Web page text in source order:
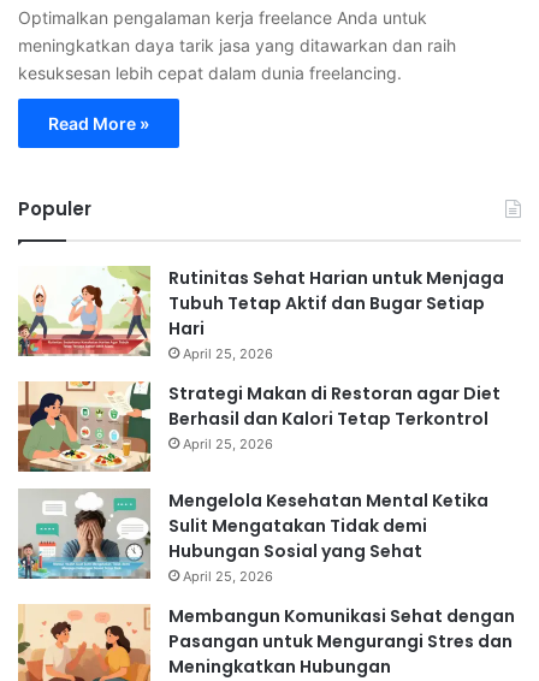
Optimalkan pengalaman kerja freelance Anda untuk
meningkatkan daya tarik jasa yang ditawarkan dan raih
kesuksesan lebih cepat dalam dunia freelancing.
Read More »
Populer
Rutinitas Sehat Harian untuk Menjaga
Tubuh Tetap Aktif dan Bugar Setiap
Hari
April 25, 2026
Strategi Makan di Restoran agar Diet
Berhasil dan Kalori Tetap Terkontrol
April 25, 2026
Mengelola Kesehatan Mental Ketika
Sulit Mengatakan Tidak demi
Hubungan Sosial yang Sehat
April 25, 2026
Membangun Komunikasi Sehat dengan
Pasangan untuk Mengurangi Stres dan
Meningkatkan Hubungan